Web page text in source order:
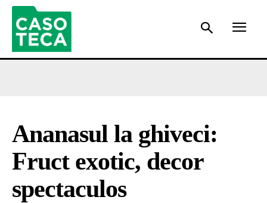
Ananasul la ghiveci:
Fruct exotic, decor
spectaculos